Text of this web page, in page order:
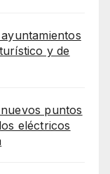
y de
puntos
eléctricos